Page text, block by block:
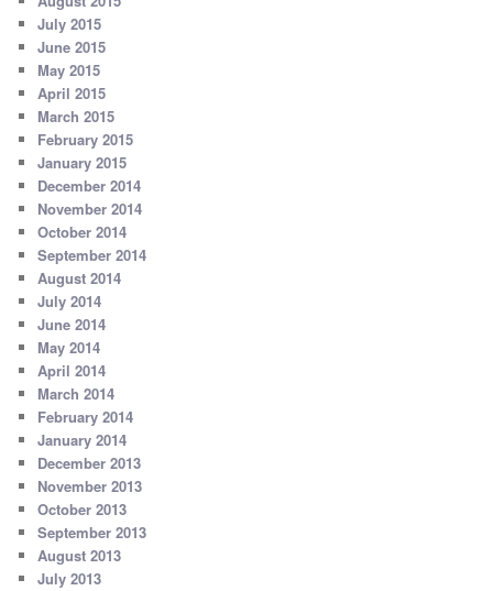
July 2015
June 2015
May 2015
April 2015
March 2015
February 2015
January 2015
December 2014
November 2014
October 2014
September 2014
August 2014
July 2014
June 2014
May 2014
April 2014
March 2014
February 2014
January 2014
December 2013
November 2013
October 2013
September 2013
August 2013
July 2013